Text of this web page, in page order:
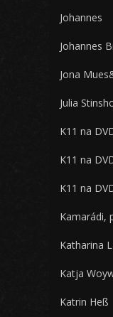
Johannes
Johannes
Jona
Julia
K11 na
K11 na
K11 na
Kamarádi,
Katharina
Katja
Katrin Heß